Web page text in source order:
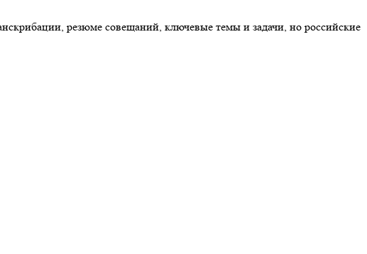
резюме совещаний, ключевые темы и задачи, но российские